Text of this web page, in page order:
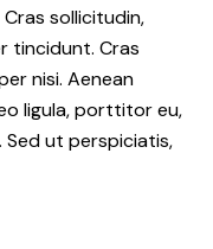
sollicitudin,
tincidunt. Cras
nisi. Aenean
ligula, porttitor eu,
Sed ut perspiciatis,